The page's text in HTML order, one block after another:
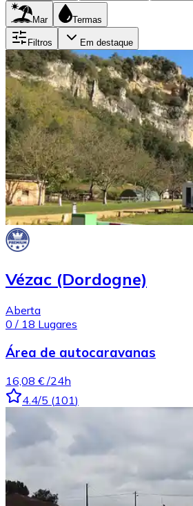
Mar Termas
Filtros Em destaque
Vézac (Dordogne)
Aberta
0 / 18 Lugares
Área de autocaravanas
16,08 € /24h
4.4/5 (101)